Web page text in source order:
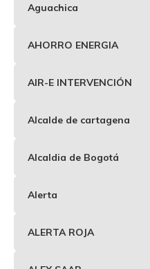
Aguachica
AHORRO ENERGIA
AIR-E INTERVENCIÓN
Alcalde de cartagena
Alcaldia de Bogotá
Alerta
ALERTA ROJA